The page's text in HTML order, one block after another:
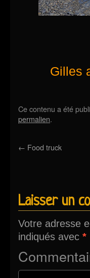
Gilles
Ce contenu a été
permalien.
← Food truck
Laisser un
Votre adresse
indiqués avec *